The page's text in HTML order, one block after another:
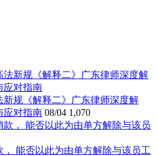
新规《解释二》广东律师深度解
应对指南 08/04 1,070
， 能否以此为由单方解除与该员工